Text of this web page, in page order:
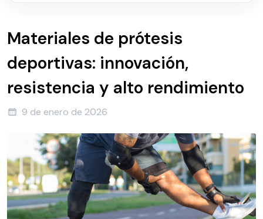
Materiales de prótesis
deportivas: innovación,
resistencia y alto rendimiento
9 de enero de 2026